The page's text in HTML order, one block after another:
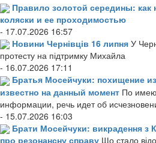
Правило золотой середины: как
коляски и ее проходимостью
- 17.07.2026 16:57
Новини Чернівців 16 липня У
протесту на підтримку Михайла
- 16.07.2026 17:11
Братья Мосейчуки: похищение
известно на данный момент По
информации, речь идет об
- 15.07.2026 16:03
Брати Мосейчуки: викрадення з
про резонансну справу Що стало